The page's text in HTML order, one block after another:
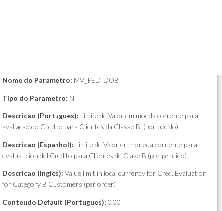
Nome do Parametro: MV_PEDIDOB
Tipo do Parametro: N
Descricao (Portugues): Limite de Valor em moeda corrente para
avaliacao do Credito para Clientes da Classe B. (por pedido)
Descricao (Espanhol): Limite de Valor en moneda corriente para
evalua- cion del Credito para Clientes de Clase B (por pe- dido).
Descricao (Ingles): Value limit in local currency for Cred. Evaluation
for Category B Customers (per order)
Conteudo Default (Portugues): 0.00